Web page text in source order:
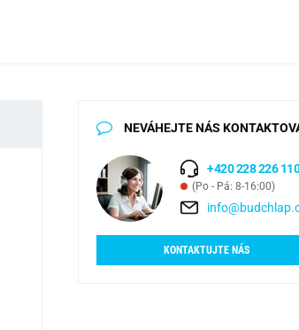
NEVÁHEJTE NÁS
+420 228 226 110
(Po - Pá: 8-16:00)
KONTAKTUJTE NÁS